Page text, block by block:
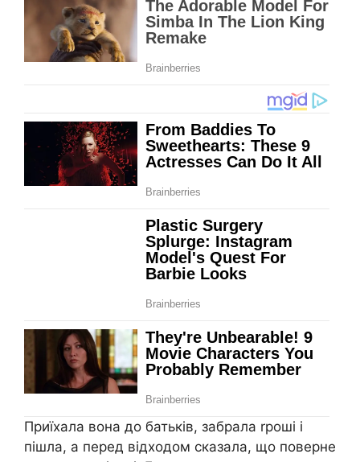
Приїхала вона до батьків, забрала rроші і
пішла, а перед відходом сказала, що поверне